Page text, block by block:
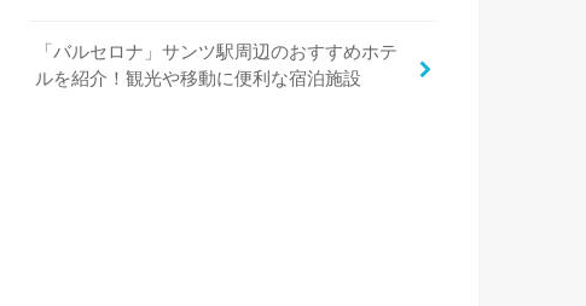
「バルセロナ」サンツ駅周辺のおすすめホテ
ルを紹介！観光や移動に便利な宿泊施設